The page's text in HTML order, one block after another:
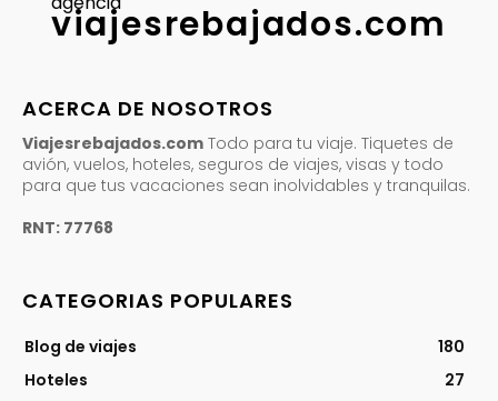
viajesrebajados.com
ACERCA DE NOSOTROS
Viajesrebajados.com Todo para tu viaje. Tiquetes de
avión, vuelos, hoteles, seguros de viajes, visas y todo
para que tus vacaciones sean inolvidables y tranquilas.
RNT: 77768
CATEGORIAS POPULARES
Blog de viajes
180
Hoteles
27